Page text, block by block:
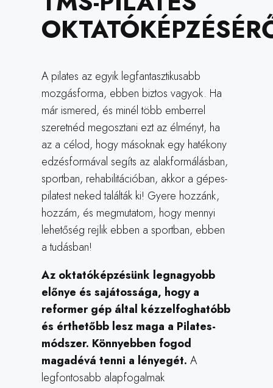
A pilates az egyik legfantasztikusabb
mozgásforma, ebben biztos vagyok. Ha
már ismered, és minél több emberrel
szeretnéd megosztani ezt az élményt, ha
az a célod, hogy másoknak egy hatékony
edzésformával segíts az alakformálásban,
sportban, rehabilitációban, akkor a gépes-
pilatest neked találták ki! Gyere hozzánk,
hozzám, és megmutatom, hogy mennyi
lehetőség rejlik ebben a sportban, ebben
a tudásban!
Az oktatóképzésünk legnagyobb
előnye és sajátossága, hogy a
reformer gép által kézzelfoghatóbb
és érthetőbb lesz maga a Pilates-
módszer. Könnyebben fogod
magadévá tenni a lényegét. A
legfontosabb alapfogalmak